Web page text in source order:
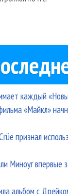
каждый
«Майкл»
признал
Миноуг впервые
альбом с